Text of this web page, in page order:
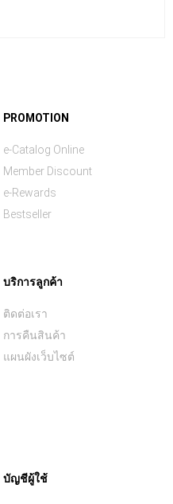
PROMOTION
e-Catalog Online
Member Discount
e-Rewards
Bestseller
บริการลูกค้า
ติดต่อเรา
การคืนสินค้า
แผนผังเว็บไซต์
บัญชีผู้ใช้